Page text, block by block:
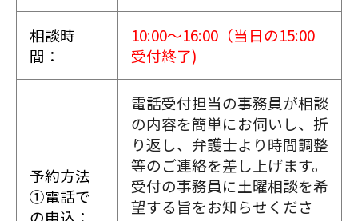
相談時
間：
10:00～16:00（当日の15:00
受付終了)
予約方法
①電話で
電話受付担当の事務員が相談
の内容を簡単にお伺いし、折
り返し、弁護士より時間調整
等のご連絡を差し上げます。
受付の事務員に土曜相談を希
望する旨をお知らせくださ